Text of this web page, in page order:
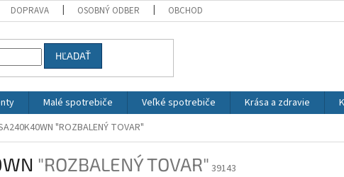
DOPRAVA OSOBNÝ ODBER OBCHODNÉ PODMIENKY OCHRANA
HĽADAŤ
Malé spotrebiče Veľké spotrebiče Krása a zdravie
"ROZBALENÝ TOVAR"
"ROZBALENÝ TOVAR" 39143